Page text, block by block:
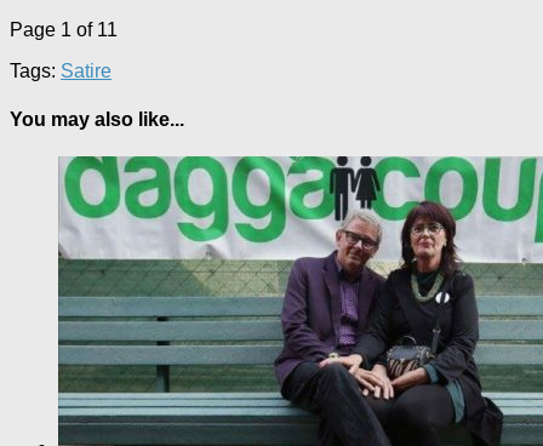
Page 1 of 11
Tags: Satire
You may also like...